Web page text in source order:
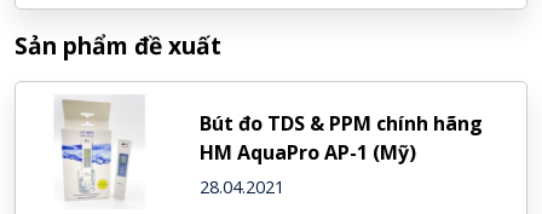
Sản phẩm đề xuất
Bút đo TDS & PPM chính hãng
HM AquaPro AP-1 (Mỹ)
28.04.2021